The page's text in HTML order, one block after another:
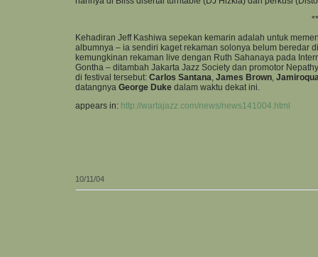
Kehadiran Jeff Kashiwa sepekan kemarin adalah untuk
albumnya – ia sendiri kaget rekaman solonya belum beredar
kemungkinan rekaman live dengan Ruth Sahanaya pada
Gontha – ditambah Jakarta Jazz Society dan promotor
di festival tersebut:Carlos Santana,James Brown,
datangnyaGeorge Duke dalam waktu dekat ini.
appears in: http://wartajazz.com/news/news141004.html
10/11/04